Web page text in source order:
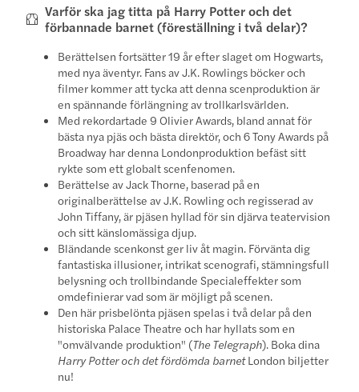
Varför ska jag titta på Harry Potter och det
förbannade barnet (föreställning i två delar)?
Berättelsen fortsätter 19 år efter slaget om Hogwarts,
med nya äventyr. Fans av J.K. Rowlings böcker och
filmer kommer att tycka att denna scenproduktion är
en spännande förlängning av trollkarlsvärlden.
Med rekordartade 9 Olivier Awards, bland annat för
bästa nya pjäs och bästa direktör, och 6 Tony Awards på
Broadway har denna Londonproduktion befäst sitt
rykte som ett globalt scenfenomen.
Berättelse av Jack Thorne, baserad på en
originalberättelse av J.K. Rowling och regisserad av
John Tiffany, är pjäsen hyllad för sin djärva teatervision
och sitt känslomässiga djup.
Bländande scenkonst ger liv åt magin. Förvänta dig
fantastiska illusioner, intrikat scenografi, stämningsfull
belysning och trollbindande Specialeffekter som
omdefinierar vad som är möjligt på scenen.
Den här prisbelönta pjäsen spelas i två delar på den
historiska Palace Theatre och har hyllats som en
"omvälvande produktion" (The Telegraph). Boka dina
Harry Potter och det fördömda barnetLondon biljetter
nu!